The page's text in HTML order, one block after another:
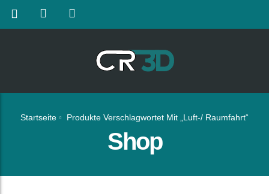
Startseite Produkte Verschlagwortet Mit „Luft-/ Raumfahrt“
Shop